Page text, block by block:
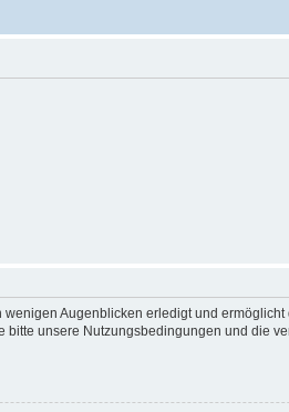
Augenblicken erledigt und
unsere Nutzungsbedingungen und die